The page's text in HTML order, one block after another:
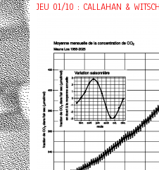
JEU 01/10 : CALLAHAN &